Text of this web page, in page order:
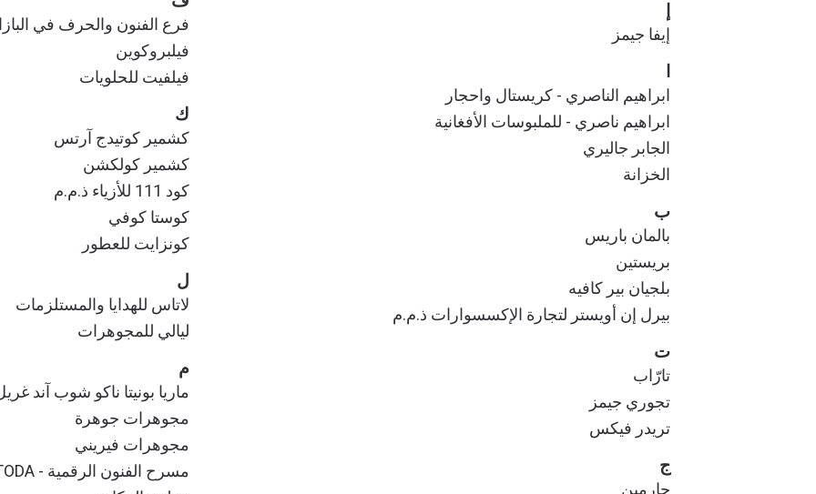
إيفا جيمز
ابراهيم الناصري - كريستال واحجار
ابراهيم ناصري - للملبوسات الأفغانية
الجابر جاليري
الخزانة
ب
بالمان باريس
بريستين
بلجيان بير كافيه
بيرل إن أويستر لتجارة الإكسسوارات ذ.م.م
ت
تارّاب
تجوري جيمز
تريدر فيكس
ج
جارمين
فرع الفنون والحرف في
فيلبروكوين
فيلفيت للحلويات
ك
كشمير كوتيدج آرتس
كشمير كولكشن
كود 111 للأزياء ذ.م.م
كوستا كوفي
كونزايت للعطور
ل
لاتاس للهدايا والمستلزمات
ليالي للمجوهرات
م
ماريا بونيتا ناكو شوب آند
مجوهرات جوهرة
مجوهرات فيريني
مسرح الفنون الرقمية - TODA